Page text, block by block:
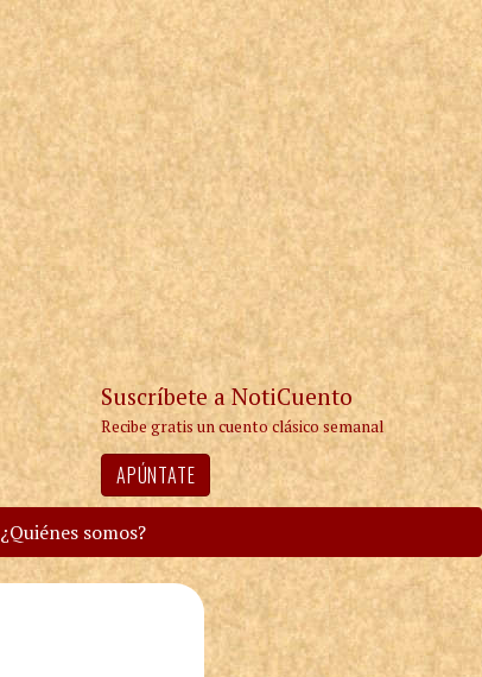
Suscríbete a NotiCuento
Recibe gratis un cuento clásico semanal
APÚNTATE
¿Quiénes somos?